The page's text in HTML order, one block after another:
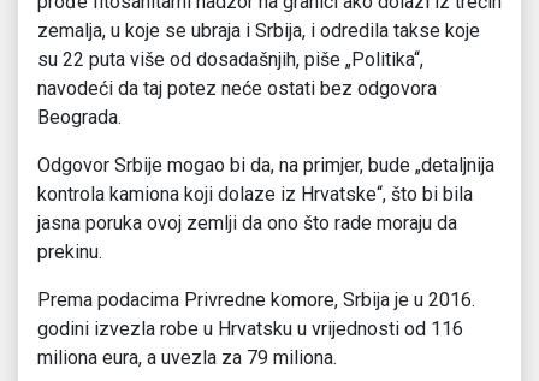
zemalja, u koje se ubraja i Srbija, i odredila takse koje
su 22 puta više od dosadašnjih, piše „Politika“,
navodeći da taj potez neće ostati bez odgovora
Beograda.
Odgovor Srbije mogao bi da, na primjer, bude „detaljnija
kontrola kamiona koji dolaze iz Hrvatske“, što bi bila
jasna poruka ovoj zemlji da ono što rade moraju da
prekinu.
Prema podacima Privredne komore, Srbija je u 2016.
godini izvezla robe u Hrvatsku u vrijednosti od 116
miliona eura, a uvezla za 79 miliona.